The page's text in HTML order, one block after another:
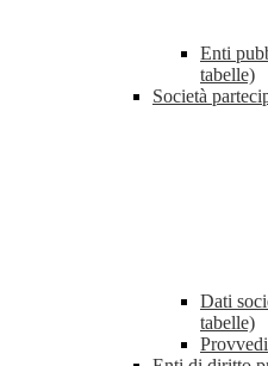
Enti
tabelle)
Società
Dati
tabelle)